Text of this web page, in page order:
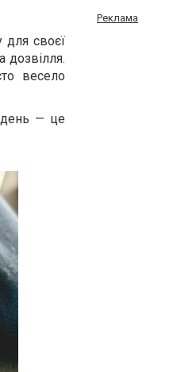
для своєї
дозвілля.
весело
день — це
Реклама